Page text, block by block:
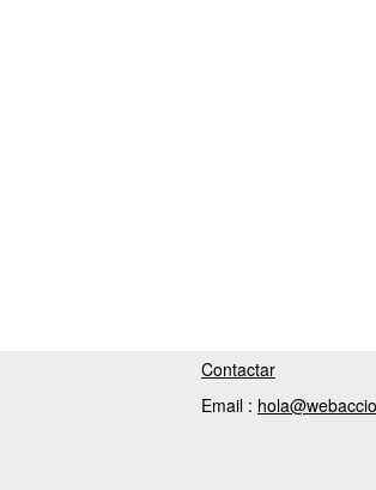
Contactar
Email :